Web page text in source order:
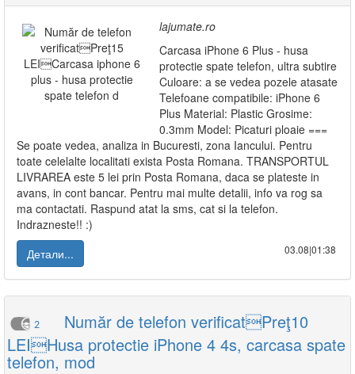
lajumate.ro
Carcasa iPhone 6 Plus - husa
protectie spate telefon, ultra subtire
Culoare: a se vedea pozele atasate
Telefoane compatibile: iPhone 6
Plus Material: Plastic Grosime:
0.3mm Model: Picaturi ploaie ===
Se poate vedea, analiza in Bucuresti, zona Iancului. Pentru
toate celelalte localitati exista Posta Romana. TRANSPORTUL
LIVRAREA este 5 lei prin Posta Romana, daca se plateste in
avans, in cont bancar. Pentru mai multe detalii, info va rog sa
ma contactati. Raspund atat la sms, cat si la telefon.
Indrazneste!! :)
Детали...
03.08|01:38
2
Număr de telefon verificatPreţ10
LEIHusa protectie iPhone 4 4s, carcasa spate
telefon, mod